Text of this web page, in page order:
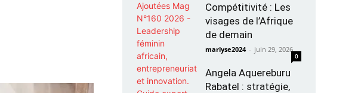
Compétitivité : Les
visages de l’Afrique
de demain
marlyse2024 - juin 29, 2026
0
Angela Aquereburu
Rabatel : stratégie,